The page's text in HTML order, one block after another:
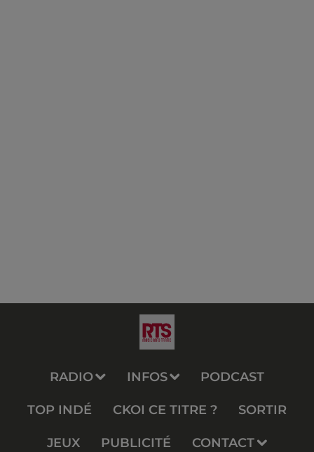
RADIO INFOS PODCAST
TOP INDÉ CKOI CE TITRE ? SORTIR
JEUX PUBLICITÉ CONTACT